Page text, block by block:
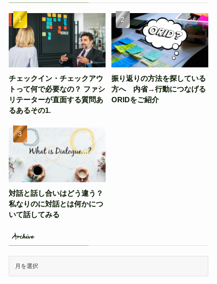
チェックイン・チェックアウ
トって何で必要なの？ ファシ
リテーターが直面する質問あ
るあるその1.
振り返りの方法を探している
方へ 内省→行動につなげる
ORIDをご紹介
対話と話し合いはどう違う？
私なりのに対話とは何かにつ
いて話してみる
Archive